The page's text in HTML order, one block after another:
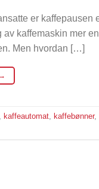
er kaffepausen
kaffemaskin mer
Men hvordan […]
→
, kaffeautomat, kaffebønner,